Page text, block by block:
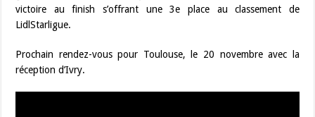
victoire au finish s’offrant une 3e place au classement de
LidlStarligue.
Prochain rendez-vous pour Toulouse, le 20 novembre avec la
réception d’Ivry.